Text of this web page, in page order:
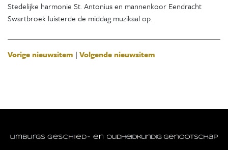
Stedelijke harmonie St. Antonius en mannenkoor Eendracht
Swartbroek luisterde de middag muzikaal op.
Vorige nieuwsitem | Volgende nieuwsitem